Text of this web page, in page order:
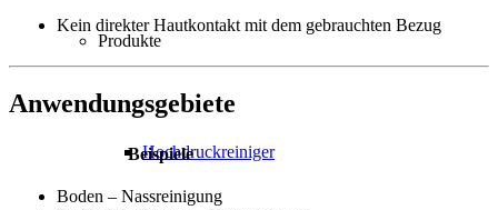
Produkte
Hochdruckreiniger
Kein direkter Hautkontakt mit dem gebrauchten Bezug
Anwendungsgebiete
Beispiele
Boden – Nassreinigung